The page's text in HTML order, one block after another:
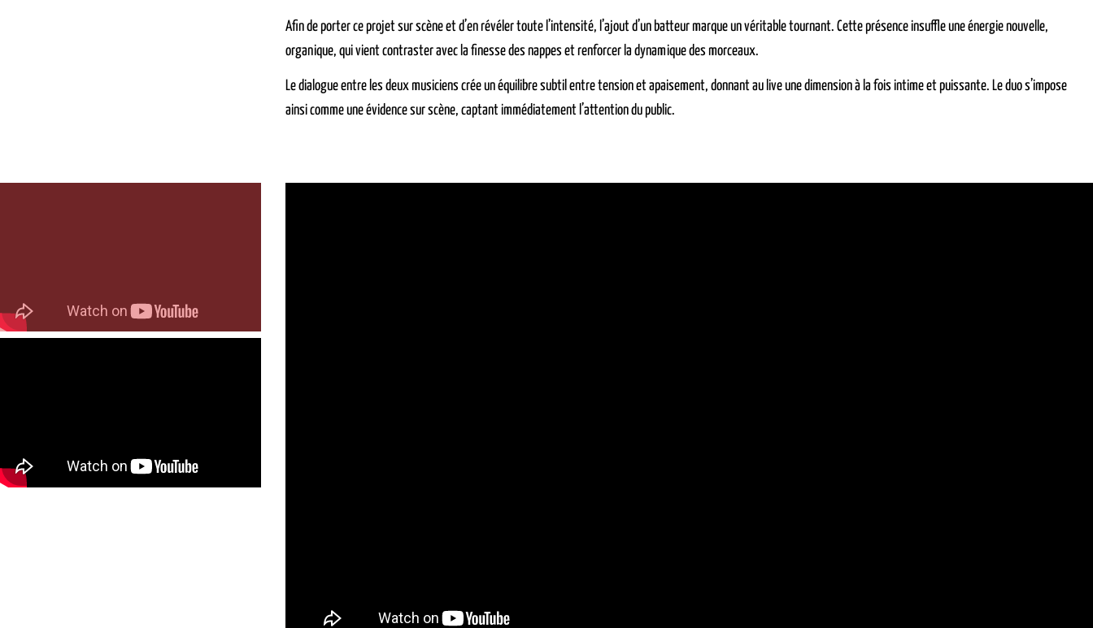
Afin de porter ce projet sur scène et d’en révéler toute l’intensité, l’ajout d’un batteur marque un véritable tournant. Cette présence insuffle une énergie nouvelle,
organique, qui vient contraster avec la finesse des nappes et renforcer la dynamique des morceaux.
Le dialogue entre les deux musiciens crée un équilibre subtil entre tension et apaisement, donnant au live une dimension à la fois intime et puissante. Le duo s’impose
ainsi comme une évidence sur scène, captant immédiatement l’attention du public.